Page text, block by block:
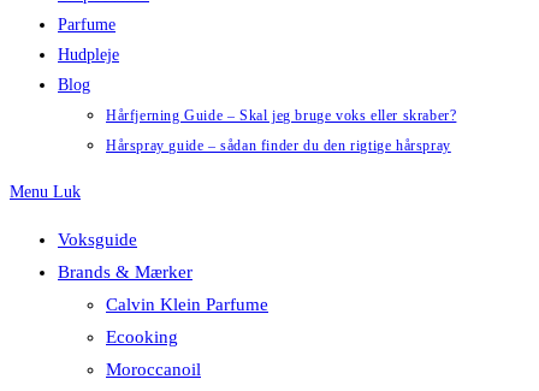
Parfume
Hudpleje
Blog
Hårfjerning Guide – Skal jeg bruge voks eller skraber?
Hårspray guide – sådan finder du den rigtige hårspray
Menu Luk
Voksguide
Brands & Mærker
Calvin Klein Parfume
Ecooking
Moroccanoil